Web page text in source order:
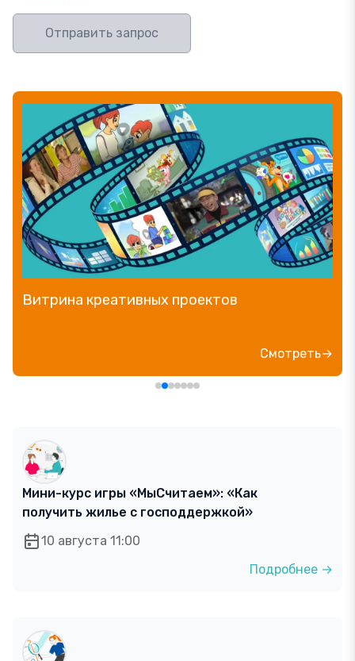
Отправить запрос
Витрина креативных проектов
Смотреть→
Мини-курс игры «МыСчитаем»: «Как
получить жилье с господдержкой»
10 августа 11:00
Подробнее →